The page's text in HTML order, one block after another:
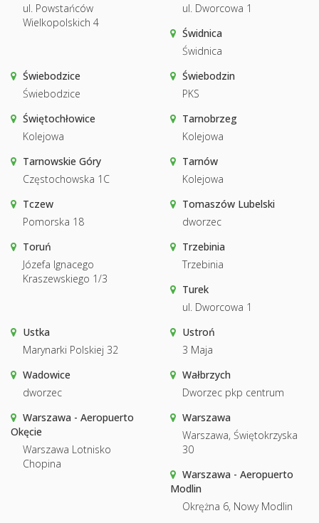
ul. Powstańców
Wielkopolskich 4
ul. Dworcowa 1
Świdnica
Świdnica
Świebodzice
Świebodzice
Świebodzin
PKS
Świętochłowice
Kolejowa
Tarnobrzeg
Kolejowa
Tarnowskie Góry
Częstochowska 1C
Tarnów
Kolejowa
Tczew
Pomorska 18
Tomaszów Lubelski
dworzec
Toruń
Józefa Ignacego
Kraszewskiego 1/3
Trzebinia
Trzebinia
Turek
ul. Dworcowa 1
Ustka
Marynarki Polskiej 32
Ustroń
3 Maja
Wadowice
dworzec
Wałbrzych
Dworzec pkp centrum
Warszawa - Aeropuerto
Okęcie
Warszawa Lotnisko
Chopina
Warszawa
Warszawa, Świętokrzyska
30
Warszawa - Aeropuerto
Modlin
Okrężna 6, Nowy Modlin